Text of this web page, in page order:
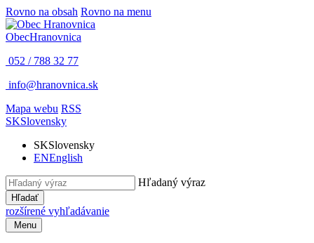
Rovno na obsah Rovno na menu
ObecHranovnica
052 / 788 32 77
info@hranovnica.sk
Mapa webu RSS
SKSlovensky
SKSlovensky
ENEnglish
Hľadaný výraz
Hľadať
rozšírené vyhľadávanie
Menu